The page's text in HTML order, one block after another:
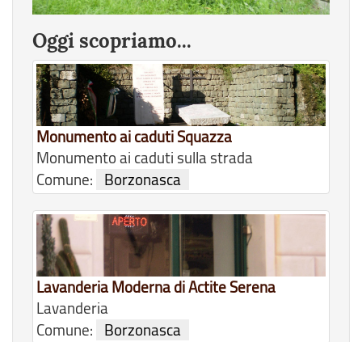
Oggi scopriamo...
Monumento ai caduti Squazza
Monumento ai caduti sulla strada
Comune:
Borzonasca
Lavanderia Moderna di Actite Serena
Lavanderia
Comune:
Borzonasca